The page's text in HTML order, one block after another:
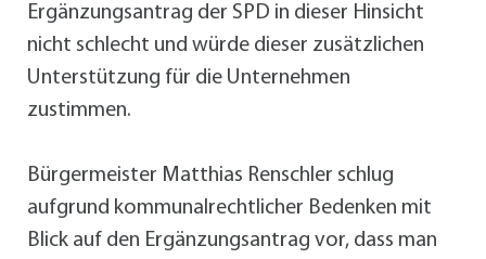
Ergänzungsantrag der SPD in dieser Hinsicht
nicht schlecht und würde dieser zusätzlichen
Unterstützung für die Unternehmen
zustimmen.
Bürgermeister Matthias Renschler schlug
aufgrund kommunalrechtlicher Bedenken mit
Blick auf den Ergänzungsantrag vor, dass man